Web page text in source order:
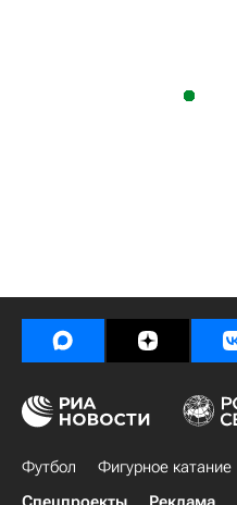
Футбол Фигурное катание